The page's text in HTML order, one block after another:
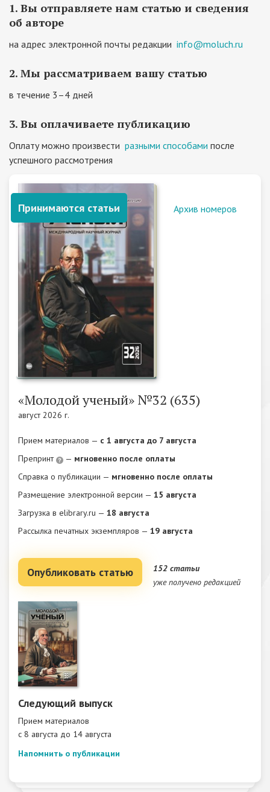
1. Вы отправляете нам статью и сведения
об авторе
на адрес электронной почты редакции info@moluch.ru
2. Мы рассматриваем вашу статью
в течение 3–4 дней
3. Вы оплачиваете публикацию
Оплату можно произвести разными способами после
успешного рассмотрения
Архив номеров
Принимаются статьи
«Молодой ученый» №32 (635)
август 2026 г.
Прием материалов — c 1 августа до 7 августа
Препринт
— мгновенно после оплаты
Справка о публикации — мгновенно после оплаты
Размещение электронной версии — 15 августа
Загрузка в elibrary.ru — 18 августа
Рассылка печатных экземпляров — 19 августа
Опубликовать статью
152 статьи
уже получено редакцией
Следующий выпуск
Прием материалов
c 8 августа до 14 августа
Напомнить о публикации